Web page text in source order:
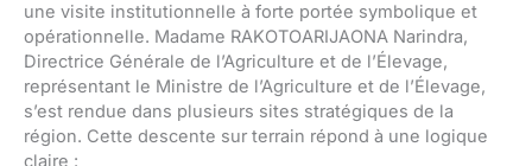
une visite institutionnelle à forte portée symbolique et
opérationnelle. Madame RAKOTOARIJAONA Narindra,
Directrice Générale de l’Agriculture et de l’Élevage,
représentant le Ministre de l’Agriculture et de l’Élevage,
s’est rendue dans plusieurs sites stratégiques de la
région. Cette descente sur terrain répond à une logique
claire :